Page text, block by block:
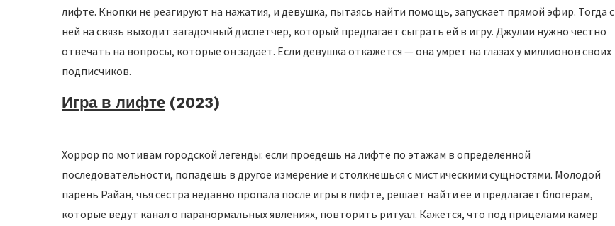
лифте. Кнопки не реагируют на нажатия, и девушка, пытаясь найти помощь, запускает прямой эфир. Тогда с
ней на связь выходит загадочный диспетчер, который предлагает сыграть ей в игру. Джулии нужно честно
отвечать на вопросы, которые он задает. Если девушка откажется — она умрет на глазах у миллионов своих
подписчиков.
Игра в лифте (2023)
Хоррор по мотивам городской легенды: если проедешь на лифте по этажам в определенной
последовательности, попадешь в другое измерение и столкнешься с мистическими сущностями. Молодой
парень Райан, чья сестра недавно пропала после игры в лифте, решает найти ее и предлагает блогерам,
которые ведут канал о паранормальных явлениях, повторить ритуал. Кажется, что под прицелами камер